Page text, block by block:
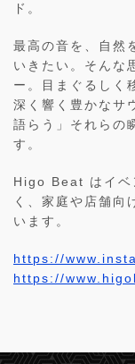
ド。
最高の音を、自然
いきたい。そんな
ー。目まぐるしく
深く響く豊かなサ
語らう」それらの
す。
Higo Beat はイベ
く、家庭や店舗向
います。
https://
https://